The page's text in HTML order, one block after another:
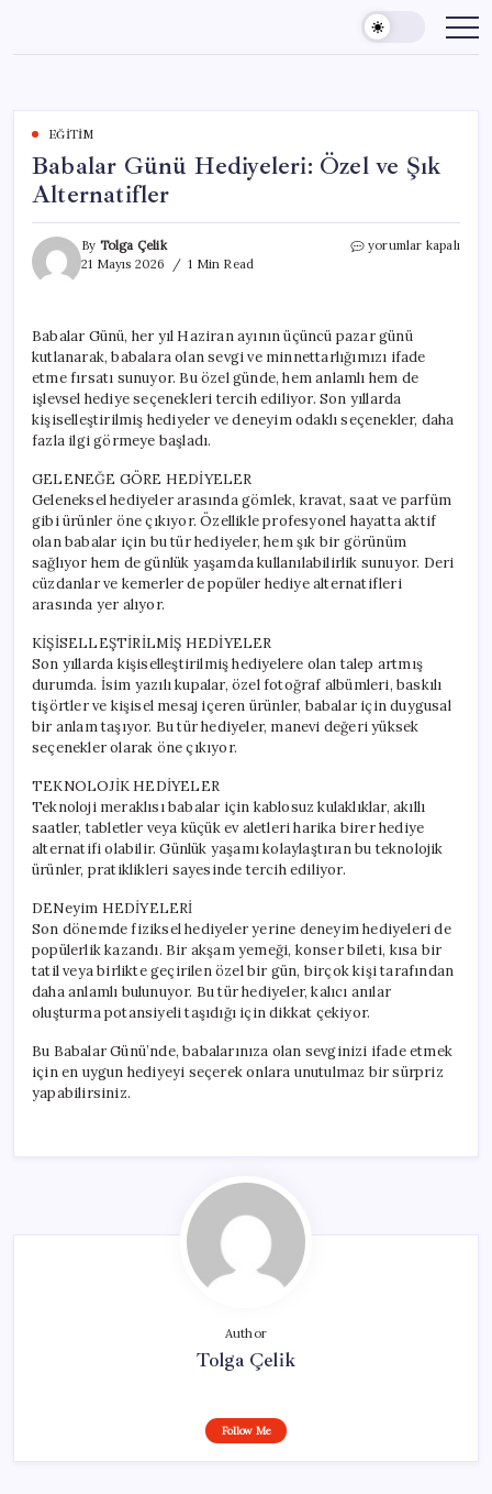
content
EĞITIM
Babalar Günü Hediyeleri: Özel ve Şık
Alternatifler
By Tolga Çelik
21 Mayıs 2026
1 Min Read
Babalar
Şık
Alternatifler
için
yorumlar kapalı
Babalar Günü, her yıl Haziran ayının üçüncü pazar günü
kutlanarak, babalara olan sevgi ve minnettarlığımızı ifade
etme fırsatı sunuyor. Bu özel günde, hem anlamlı hem de
işlevsel hediye seçenekleri tercih ediliyor. Son yıllarda
kişiselleştirilmiş hediyeler ve deneyim odaklı seçenekler, daha
fazla ilgi görmeye başladı.
GELENEĞE GÖRE HEDİYELER
Geleneksel hediyeler arasında gömlek, kravat, saat ve parfüm
gibi ürünler öne çıkıyor. Özellikle profesyonel hayatta aktif
olan babalar için bu tür hediyeler, hem şık bir görünüm
sağlıyor hem de günlük yaşamda kullanılabilirlik sunuyor. Deri
cüzdanlar ve kemerler de popüler hediye alternatifleri
arasında yer alıyor.
KİŞİSELLEŞTİRİLMİŞ HEDİYELER
Son yıllarda kişiselleştirilmiş hediyelere olan talep artmış
durumda. İsim yazılı kupalar, özel fotoğraf albümleri, baskılı
tişörtler ve kişisel mesaj içeren ürünler, babalar için duygusal
bir anlam taşıyor. Bu tür hediyeler, manevi değeri yüksek
seçenekler olarak öne çıkıyor.
TEKNOLOJİK HEDİYELER
Teknoloji meraklısı babalar için kablosuz kulaklıklar, akıllı
saatler, tabletler veya küçük ev aletleri harika birer hediye
alternatifi olabilir. Günlük yaşamı kolaylaştıran bu teknolojik
ürünler, pratiklikleri sayesinde tercih ediliyor.
DENeyim HEDİYELERİ
Son dönemde fiziksel hediyeler yerine deneyim hediyeleri de
popülerlik kazandı. Bir akşam yemeği, konser bileti, kısa bir
tatil veya birlikte geçirilen özel bir gün, birçok kişi tarafından
daha anlamlı bulunuyor. Bu tür hediyeler, kalıcı anılar
oluşturma potansiyeli taşıdığı için dikkat çekiyor.
Bu Babalar Günü’nde, babalarınıza olan sevginizi ifade etmek
için en uygun hediyeyi seçerek onlara unutulmaz bir sürpriz
yapabilirsiniz.
Author
Tolga Çelik
Follow Me